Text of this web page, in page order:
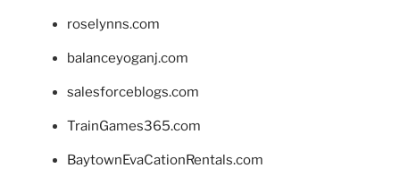
roselynns.com
balanceyoganj.com
salesforceblogs.com
TrainGames365.com
BaytownEvaCationRentals.com